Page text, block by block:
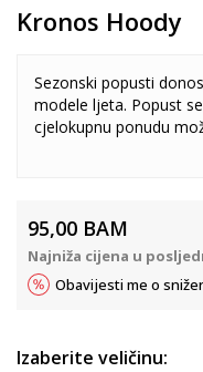
Kronos Hoody
Sezonski popusti
modele ljeta. Popust
cjelokupnu ponudu
95,00 BAM
Najniža cijena u
Obavijesti me o
Izaberite veličinu: